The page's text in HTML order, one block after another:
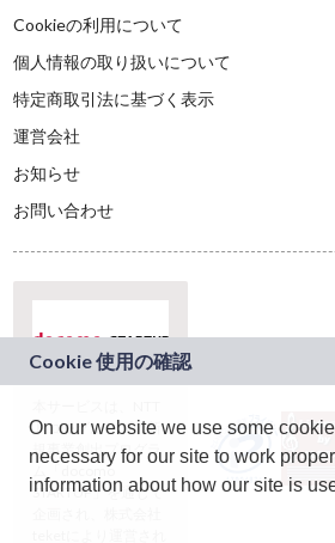
Cookieの利用について
個人情報の取り扱いについて
特定商取引法に基づく表示
運営会社
お知らせ
お問い合わせ
ドコモグループの新
規事業創出プログラ
ム「docomo
STARTUP」を通じて
On our website we use some
necessary for our site to work
information about how our site is